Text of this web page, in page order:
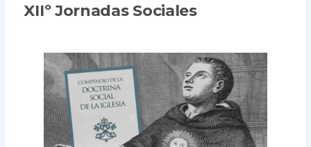
XIIº Jornadas Sociales